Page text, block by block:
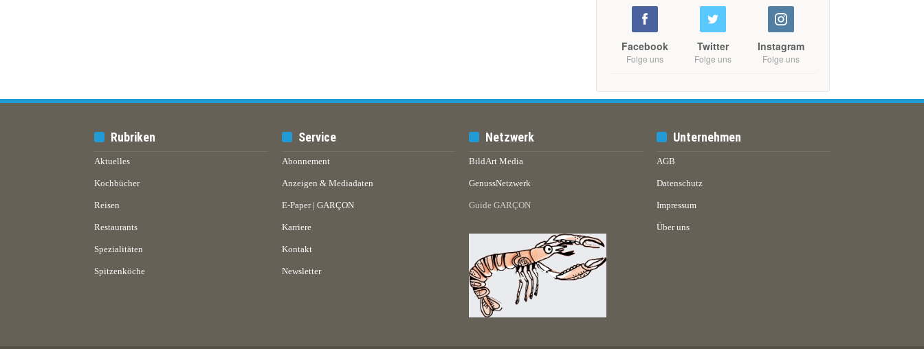
Facebook
Folge uns
Twitter
Folge uns
Instagram
Folge uns
Rubriken
Aktuelles
Kochbücher
Reisen
Restaurants
Spezialitäten
Spitzenköche
Service
Abonnement
Anzeigen & Mediadaten
E-Paper | GARÇON
Karriere
Kontakt
Newsletter
Netzwerk
BildArt Media
GenussNetzwerk
Guide GARÇON
Unternehmen
AGB
Datenschutz
Impressum
Über uns